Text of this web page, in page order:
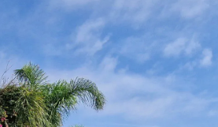
GALERÍA
LISTA DE PRECIOS
QUIÉNES SOMOS
CONTACTE CON
NOSOTROS